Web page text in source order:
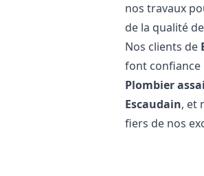
nos travaux
de la qualité
Nos clients de
font
Plombier
Escaudain, et
fiers de nos